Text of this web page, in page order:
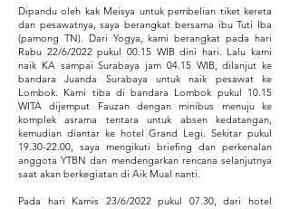
Dipandu oleh kak Meisya untuk pembelian tiket kereta
dan pesawatnya, saya berangkat bersama ibu Tuti Iba
(pamong TN). Dari Yogya, kami berangkat pada hari
Rabu 22/6/2022 pukul 00.15 WIB dini hari. Lalu kami
naik KA sampai Surabaya jam 04.15 WIB, dilanjut ke
bandara Juanda Surabaya untuk naik pesawat ke
Lombok. Kami tiba di bandara Lombok pukul 10.15
WITA dijemput Fauzan dengan minibus menuju ke
komplek asrama tentara untuk absen kedatangan,
kemudian diantar ke hotel Grand Legi. Sekitar pukul
19.30-22.00, saya mengikuti briefing dan perkenalan
anggota YTBN dan mendengarkan rencana selanjutnya
saat akan berkegiatan di Aik Mual nanti.
Pada hari Kamis 23/6/2022 pukul 07.30, dari hotel